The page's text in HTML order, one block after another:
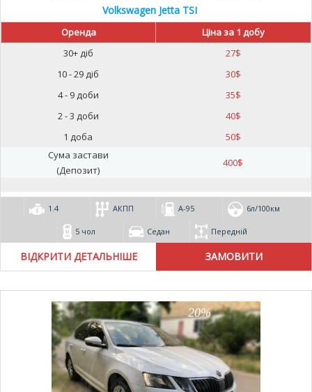
Volkswagen Jetta TSI
Оренда
Ціна за 1 добу
30+ діб
27$
10 - 29 діб
30$
4 - 9 доби
35$
2 - 3 доби
40$
1 доба
50$
Сума застави
(Депозит)
400$
1.4 АКПП А-95 6л/100км
5 чол Седан Передній
ВІДКРИТИ ДЕТАЛЬНІШЕ
20%